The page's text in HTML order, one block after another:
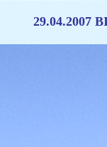
29.04.2007